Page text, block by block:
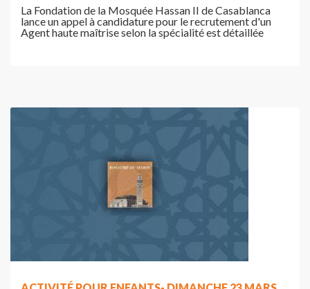
La Fondation de la Mosquée Hassan II de Casablanca
lance un appel à candidature pour le recrutement d'un
Agent haute maîtrise selon la spécialité est détaillée